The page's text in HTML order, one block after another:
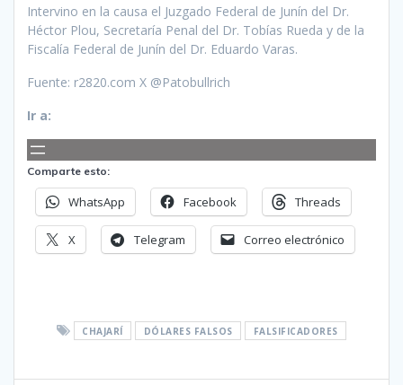
Intervino en la causa el Juzgado Federal de Junín del Dr.
Héctor Plou, Secretaría Penal del Dr. Tobías Rueda y de la
Fiscalía Federal de Junín del Dr. Eduardo Varas.
Fuente: r2820.com X @Patobullrich
Ir a:
Comparte esto:
WhatsApp Facebook Threads
X Telegram Correo electrónico
CHAJARÍ DÓLARES FALSOS FALSIFICADORES